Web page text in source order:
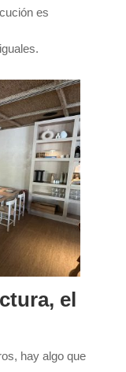
es
el
hay algo que